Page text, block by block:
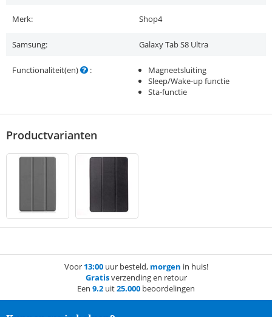
Merk: Shop4
Samsung: Galaxy Tab S8 Ultra
Functionaliteit(en) :
Magneetsluiting
Sleep/Wake-up functie
Sta-functie
Productvarianten
Voor 13:00uur besteld, morgen in huis!
Gratisverzending en retour
Een 9.2 uit25.000 beoordelingen